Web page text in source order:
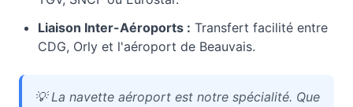
Liaison Inter-Aéroports : Transfert facilité entre
CDG, Orly et l'aéroport de Beauvais.
💡La navette aéroport est notre spécialité. Que